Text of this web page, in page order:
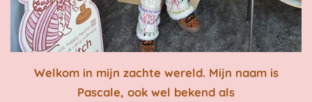
Welkom in mijn zachte wereld. Mijn naam is
Pascale, ook wel bekend als